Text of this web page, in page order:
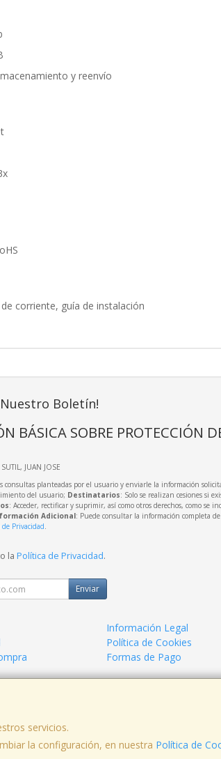
y reenvío
corriente, guía de instalación
servicios.
la configuración, en nuestra Política de
Boletín!
BÁSICA SOBRE PROTECCIÓN
JUAN JOSE
consultas planteadas por el usuario y enviarle la información
del usuario; Destinatarios: Solo se realizan cesiones si
: Acceder, rectificar y suprimir, así como otros derechos, como se
Adicional: Puede consultar la información completa
de Privacidad.
la Política de Privacidad.
Enviar
Información Legal
Política de Cookies
Formas de Pago